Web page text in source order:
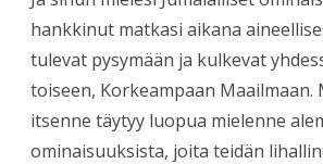
hankkinut matkasi aikana
tulevat pysymään ja kulkevat
toiseen, Korkeampaan Maailmaan.
itsenne täytyy luopua mielenne
ominaisuuksista, joita teidän